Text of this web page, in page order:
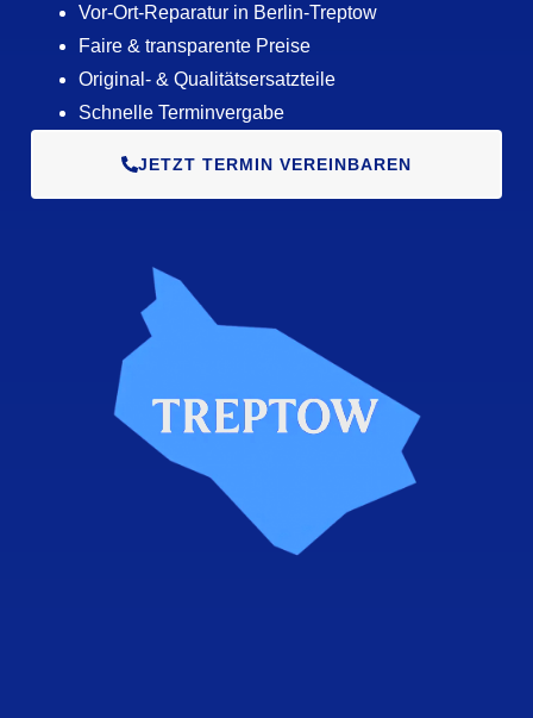
Vor-Ort-Reparatur in Berlin-Treptow
Faire & transparente Preise
Original- & Qualitätsersatzteile
Schnelle Terminvergabe
JETZT TERMIN VEREINBAREN